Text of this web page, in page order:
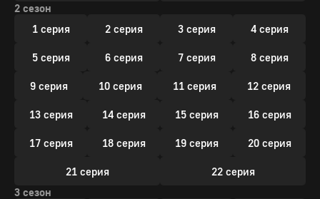
2 сезон
1 серия
2 серия 3 серия 4 серия
5 серия 6 серия 7 серия 8 серия
9 серия 10 серия 11 серия 12 серия
13 серия 14 серия 15 серия 16 серия
17 серия 18 серия 19 серия 20 серия
21 серия
22 серия
3 сезон